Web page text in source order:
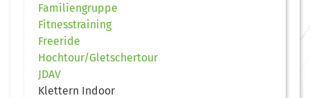
Familiengruppe
Fitnesstraining
Freeride
Hochtour/Gletschertour
JDAV
Klettern Indoor